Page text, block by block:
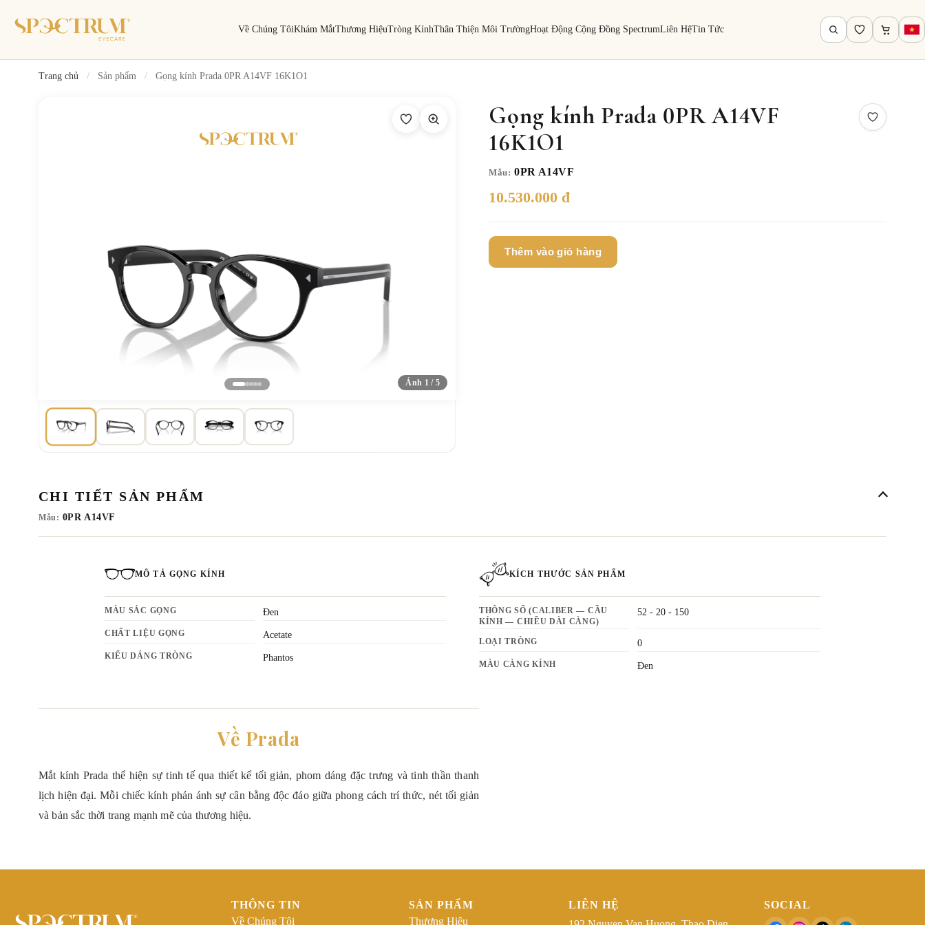
Về Chúng TôiKhám MắtThương HiệuTròng KínhThân Thiện Môi TrườngHoạt Động Cộng Đồng SpectrumLiên HệTin Tức
Trang chủ / Sản phẩm / Gọng kính Prada 0PR A14VF 16K1O1
Ảnh 1 / 5
Gọng kính Prada 0PR A14VF
16K1O1
Mẫu: 0PR A14VF
10.530.000 đ
Thêm vào giỏ hàng
CHI TIẾT SẢN PHẨM
Mẫu: 0PR A14VF
MÔ TẢ GỌNG KÍNH
MÀU SẮC GỌNG Đen
CHẤT LIỆU GỌNG Acetate
KIỂU DÁNG TRÒNG Phantos
KÍCH THƯỚC SẢN PHẨM
THÔNG SỐ (CALIBER — CẦU
KÍNH — CHIỀU DÀI CÀNG)
52 - 20 - 150
LOẠI TRÒNG 0
MÀU CÀNG KÍNH Đen
Về Prada
Mắt kính Prada thể hiện sự tinh tế qua thiết kế tối giản, phom dáng đặc trưng và tinh thần thanh
lịch hiện đại. Mỗi chiếc kính phản ánh sự cân bằng độc đáo giữa phong cách trí thức, nét tối giản
và bản sắc thời trang mạnh mẽ của thương hiệu.
THÔNG TIN
Về Chúng Tôi
SẢN PHẨM
Thương Hiệu
LIÊN HỆ
SOCIAL